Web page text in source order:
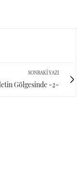
SONRAKI YAZI
Gölgesinde -2-